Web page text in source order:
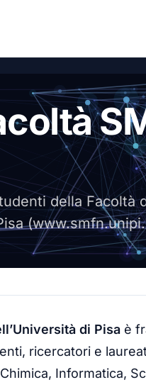
della Facoltà
di Pisa è
ricercatori e
Informatica,